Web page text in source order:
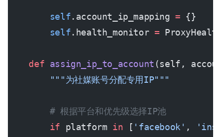
        self
.account_ip_mapping = {}
        self
.health_monitor =
    def
assign_ip_to_account (self,
        """为社媒账号分配专用IP"""
        # 根据平台和优先级选择IP池
        if
platform in [ 'facebook' ,